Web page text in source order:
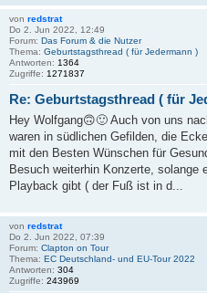
von redstrat
Do 2. Jun 2022, 12:49
Forum: Das Forum & die Nutzer
Thema: Geburtstagsthread ( für Jedermann )
Antworten: 1364
Zugriffe: 1271837
Re: Geburtstagsthread ( für
Hey Wolfgang🙃🙂 Auch von uns
waren in südlichen Gefilden, die
mit den Besten Wünschen für
Besuch weiterhin Konzerte, solange
Playback gibt ( der Fuß ist in d...
von redstrat
Do 2. Jun 2022, 07:39
Forum: Clapton on Tour
Thema: EC Deutschland- und EU-Tour 2022
Antworten: 304
Zugriffe: 243969